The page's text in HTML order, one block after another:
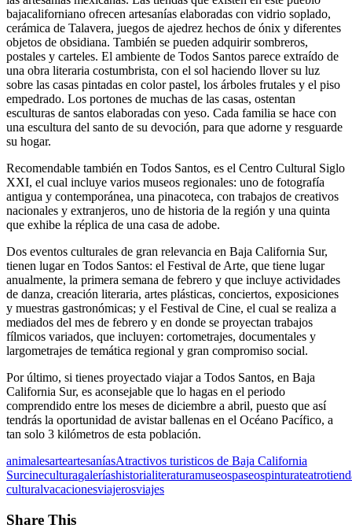
bajacaliforniano ofrecen artesanías elaboradas con vidrio soplado,
cerámica de Talavera, juegos de ajedrez hechos de ónix y diferentes
objetos de obsidiana. También se pueden adquirir sombreros,
postales y carteles. El ambiente de Todos Santos parece extraído de
una obra literaria costumbrista, con el sol haciendo llover su luz
sobre las casas pintadas en color pastel, los árboles frutales y el piso
empedrado. Los portones de muchas de las casas, ostentan
esculturas de santos elaboradas con yeso. Cada familia se hace con
una escultura del santo de su devoción, para que adorne y resguarde
su hogar.
Recomendable también en Todos Santos, es el Centro Cultural Siglo
XXI, el cual incluye varios museos regionales: uno de fotografía
antigua y contemporánea, una pinacoteca, con trabajos de creativos
nacionales y extranjeros, uno de historia de la región y una quinta
que exhibe la réplica de una casa de adobe.
Dos eventos culturales de gran relevancia en Baja California Sur,
tienen lugar en Todos Santos: el Festival de Arte, que tiene lugar
anualmente, la primera semana de febrero y que incluye actividades
de danza, creación literaria, artes plásticas, conciertos, exposiciones
y muestras gastronómicas; y el Festival de Cine, el cual se realiza a
mediados del mes de febrero y en donde se proyectan trabajos
fílmicos variados, que incluyen: cortometrajes, documentales y
largometrajes de temática regional y gran compromiso social.
Por último, si tienes proyectado viajar a Todos Santos, en Baja
California Sur, es aconsejable que lo hagas en el periodo
comprendido entre los meses de diciembre a abril, puesto que así
tendrás la oportunidad de avistar ballenas en el Océano Pacífico, a
tan solo 3 kilómetros de esta población.
animalesarteartesaníasAtractivos turisticos de Baja California
Surcineculturagaleríashistorialiteraturamuseospaseospinturateatro
culturalvacacionesviajerosviajes
Share This